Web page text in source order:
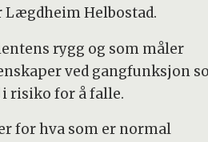
Helbostad.
rygg og som måler
ved gangfunksjon
risiko for å falle.
for hva som er normal